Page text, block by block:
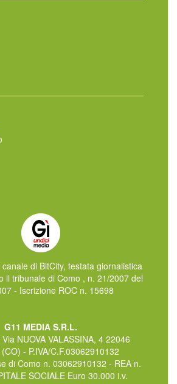
di BitCity, testata giornalistica
il tribunale di Como , n. 21/2007 del
- Iscrizione ROC n. 15698
G11 MEDIA S.R.L.
NUOVA VALASSINA, 4 22046
- P.IVA/C.F.03062910132
di Como n. 03062910132 - REA n.
SOCIALE Euro 30.000 i.v.